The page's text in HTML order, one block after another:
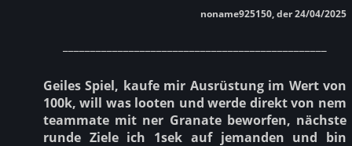
noname925150, der 24/04/2025
Geiles Spiel, kaufe mir Ausrüstung im Wert von
100k, will was looten und werde direkt von nem
teammate mit ner Granate beworfen, nächste
runde Ziele ich 1sek auf jemanden und bin